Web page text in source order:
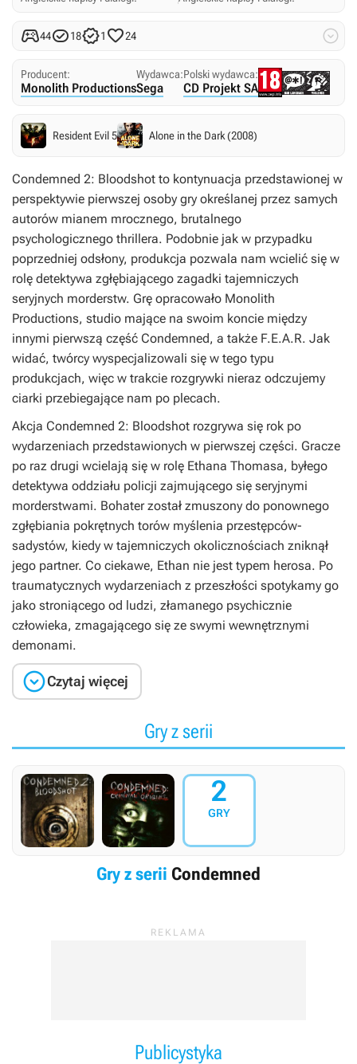
44181 24 
Producent:
Monolith Productions
Wydawca:
Sega
Polski wydawca:
CD Projekt SA
Resident Evil 5 Alone in the Dark (2008)
Condemned 2: Bloodshot to kontynuacja przedstawionej w
perspektywie pierwszej osoby gry określanej przez samych
autorów mianem mrocznego, brutalnego
psychologicznego thrillera. Podobnie jak w przypadku
poprzedniej odsłony, produkcja pozwala nam wcielić się w
rolę detektywa zgłębiającego zagadki tajemniczych
seryjnych morderstw. Grę opracowało Monolith
Productions, studio mające na swoim koncie między
innymi pierwszą część Condemned, a także F.E.A.R. Jak
widać, twórcy wyspecjalizowali się w tego typu
produkcjach, więc w trakcie rozgrywki nieraz odczujemy
ciarki przebiegające nam po plecach.
Akcja Condemned 2: Bloodshot rozgrywa się rok po
wydarzeniach przedstawionych w pierwszej części. Gracze
po raz drugi wcielają się w rolę Ethana Thomasa, byłego
detektywa oddziału policji zajmującego się seryjnymi
morderstwami. Bohater został zmuszony do ponownego
zgłębiania pokrętnych torów myślenia przestępców-
sadystów, kiedy w tajemniczych okolicznościach zniknął
jego partner. Co ciekawe, Ethan nie jest typem herosa. Po
traumatycznych wydarzeniach z przeszłości spotykamy go
jako stroniącego od ludzi, złamanego psychicznie
człowieka, zmagającego się ze swymi wewnętrznymi
demonami.
Czytaj więcej
Gry z serii
2
GRY
Gry z serii Condemned
Publicystyka